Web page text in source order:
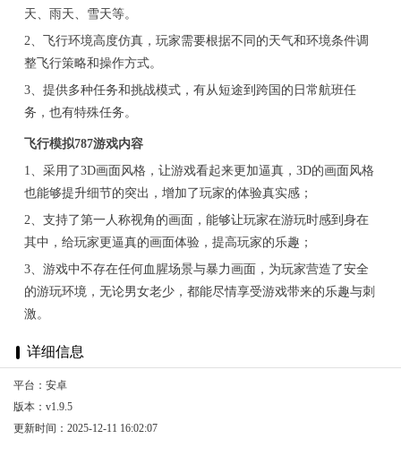
天、雨天、雪天等。
2、飞行环境高度仿真，玩家需要根据不同的天气和环境条件调
整飞行策略和操作方式。
3、提供多种任务和挑战模式，有从短途到跨国的日常航班任
务，也有特殊任务。
飞行模拟787游戏内容
1、采用了3D画面风格，让游戏看起来更加逼真，3D的画面风格
也能够提升细节的突出，增加了玩家的体验真实感；
2、支持了第一人称视角的画面，能够让玩家在游玩时感到身在
其中，给玩家更逼真的画面体验，提高玩家的乐趣；
3、游戏中不存在任何血腥场景与暴力画面，为玩家营造了安全
的游玩环境，无论男女老少，都能尽情享受游戏带来的乐趣与刺
激。
详细信息
平台：安卓
版本：v1.9.5
更新时间：2025-12-11 16:02:07